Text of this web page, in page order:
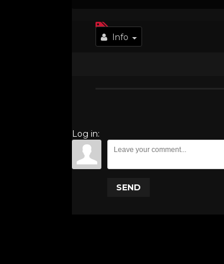
Info
Log in:
SEND